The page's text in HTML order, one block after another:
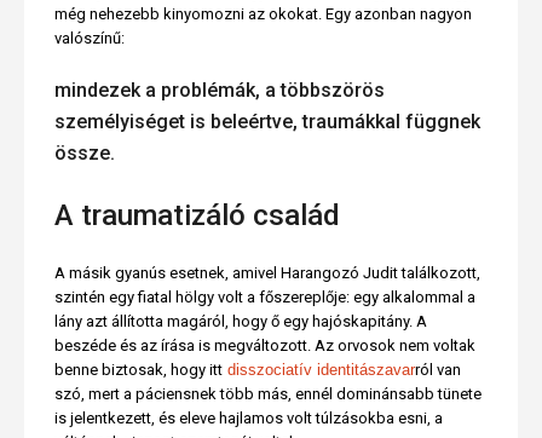
még nehezebb kinyomozni az okokat. Egy azonban nagyon
valószínű:
mindezek a problémák, a többszörös
személyiséget is beleértve, traumákkal függnek
össze.
A traumatizáló család
A másik gyanús esetnek, amivel Harangozó Judit találkozott,
szintén egy fiatal hölgy volt a főszereplője: egy alkalommal a
lány azt állította magáról, hogy ő egy hajóskapitány. A
beszéde és az írása is megváltozott. Az orvosok nem voltak
benne biztosak, hogy itt disszociatív identitászavarról van
szó, mert a páciensnek több más, ennél dominánsabb tünete
is jelentkezett, és eleve hajlamos volt túlzásokba esni, a